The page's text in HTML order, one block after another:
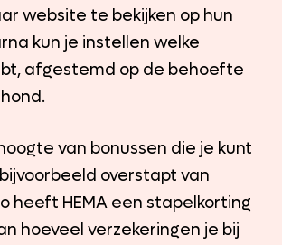
website te bekijken op hun
kun je instellen welke
afgestemd op de behoefte
van bonussen die je kunt
overstapt van
heeft HEMA een stapelkorting
hoeveel verzekeringen je bij